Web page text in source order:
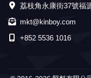
荔枝角永康街37號福
mkt@kinboy.com
+852 5536 1016